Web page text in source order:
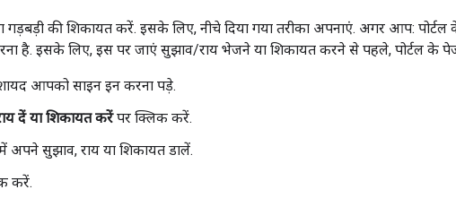
गड़बड़ी की शिकायत करें. इसके लिए, नीचे दिया गया तरीका अपनाएं. अगर आप:
करना है. इसके लिए, इस पर जाएं सुझाव/राय भेजने या शिकायत करने से पहले, पोर्टल के
आपको साइन इन करना पड़े.
दें या शिकायत करेंपर क्लिक करें.
में अपने सुझाव, राय या शिकायत डालें.
करें.